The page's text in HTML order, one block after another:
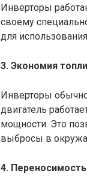
Инверторы
своему
для
3. Экономия
Инверторы
двигатель
мощности. Это
выбросы в
4.